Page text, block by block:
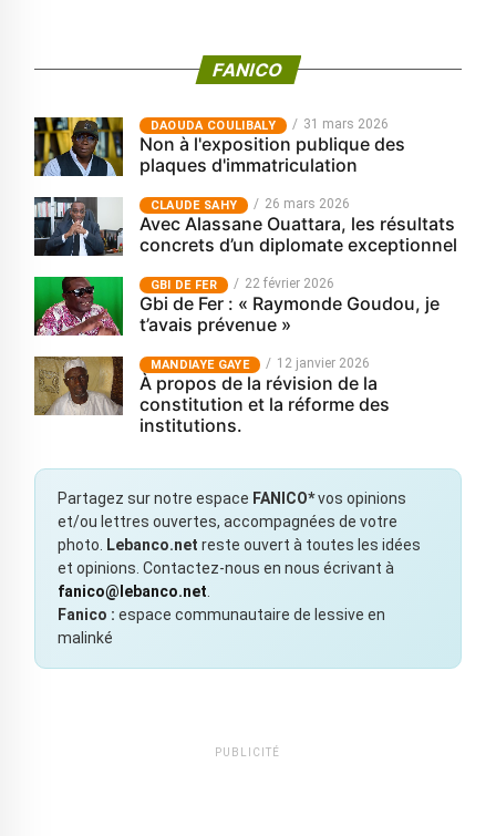
FANICO
‎DAOUDA COULIBALY 31 mars 2026
Non à l'exposition publique des
plaques d'immatriculation
CLAUDE SAHY 26 mars 2026
Avec Alassane Ouattara, les résultats
concrets d’un diplomate exceptionnel
GBI DE FER 22 février 2026
Gbi de Fer : « Raymonde Goudou, je
t’avais prévenue »
MANDIAYE GAYE 12 janvier 2026
À propos de la révision de la
constitution et la réforme des
institutions.
Partagez sur notre espace FANICO*vos opinions
et/ou lettres ouvertes, accompagnées de votre
photo.
Lebanco.net reste ouvert à toutes les idées
et opinions. Contactez-nous en nous écrivant à
fanico@lebanco.net
Fanico : espace communautaire de lessive en
malinké
PUBLICITÉ